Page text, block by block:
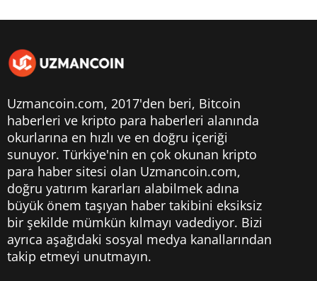
Uzmancoin.com, 2017'den beri, Bitcoin
haberleri ve kripto para haberleri alanında
okurlarına en hızlı ve en doğru içeriği
sunuyor. Türkiye'nin en çok okunan kripto
para haber sitesi olan Uzmancoin.com,
doğru yatırım kararları alabilmek adına
büyük önem taşıyan haber takibini eksiksiz
bir şekilde mümkün kılmayı vadediyor. Bizi
ayrıca aşağıdaki sosyal medya kanallarından
takip etmeyi unutmayın.